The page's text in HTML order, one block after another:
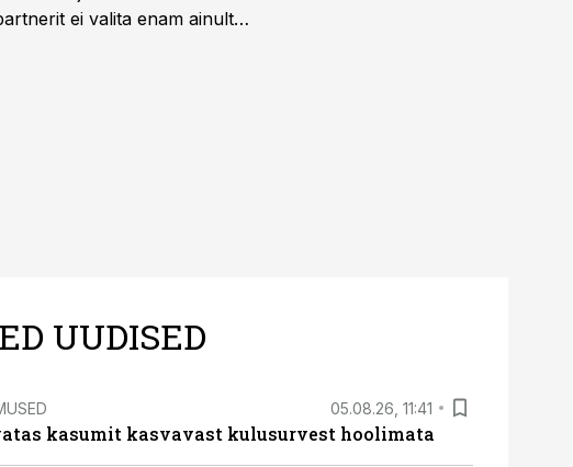
ei valita enam ainult
UUDISED
05.08.26, 11:41
kasumit kasvavast kulusurvest hoolimata